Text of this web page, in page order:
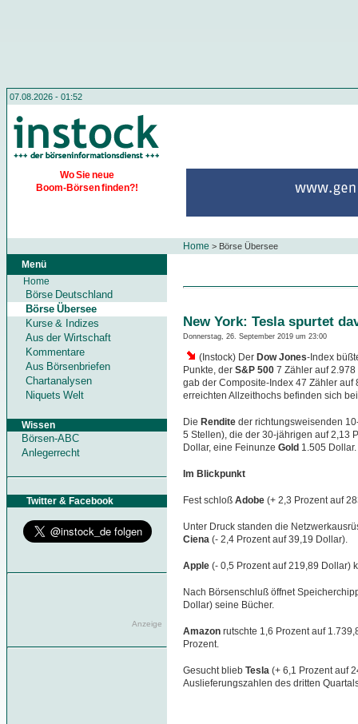
07.08.2026 - 01:52
Wo Sie neue
Boom-Börsen finden?!
Home > Börse Übersee
Menü
Home
Börse Deutschland
Börse Übersee
Kurse & Indizes
Aus der Wirtschaft
Kommentare
Aus Börsenbriefen
Chartanalysen
Niquets Welt
Wissen
Börsen-ABC
Anlegerrecht
Twitter & Facebook
Anzeige
New York: Tesla spurtet
Donnerstag, 26. September 2019 um 23:00
(Instock) Der Dow Jones-Index
Punkte, der S&P 500 7 Zähler auf
gab der Composite-Index 47 Zähler
erreichten Allzeithochs befinden sich
Die Rendite der richtungsweisenden
5 Stellen), die der 30-jährigen auf 2,13
Dollar, eine Feinunze Gold 1.505 Dollar.
Im Blickpunkt
Fest schloß Adobe (+ 2,3 Prozent auf
Unter Druck standen die
Ciena (- 2,4 Prozent auf 39,19 Dollar).
Apple (- 0,5 Prozent auf 219,89 Dollar)
Nach Börsenschluß öffnet
Dollar) seine Bücher.
Amazon rutschte 1,6 Prozent auf
Prozent.
Gesucht blieb Tesla (+ 6,1 Prozent auf
Auslieferungszahlen des dritten